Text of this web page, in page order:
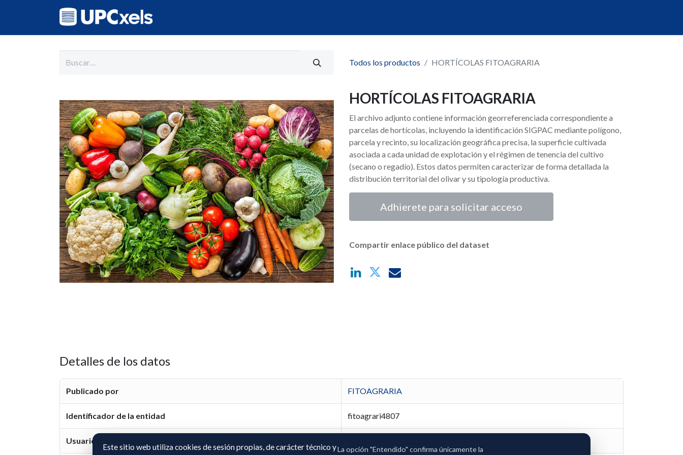
Todos los productos HORTÍCOLAS FITOAGRARIA
HORTÍCOLAS FITOAGRARIA
El archivo adjunto contiene información georreferenciada correspondiente a
parcelas de hortícolas, incluyendo la identificación SIGPAC mediante polígono,
parcela y recinto, su localización geográfica precisa, la superficie cultivada
asociada a cada unidad de explotación y el régimen de tenencia del cultivo
(secano o regadío). Estos datos permiten caracterizar de forma detallada la
distribución territorial del olivar y su tipología productiva.
Adhierete para solicitar acceso
Compartir enlace público del dataset
Detalles de los datos
Publicado por FITOAGRARIA
Identificador de la entidad fitoagrari4807
Usuario representante
Este sitio web utiliza cookies de sesión propias, de carácter técnico yLa opción "Entendido" confirma únicamente la